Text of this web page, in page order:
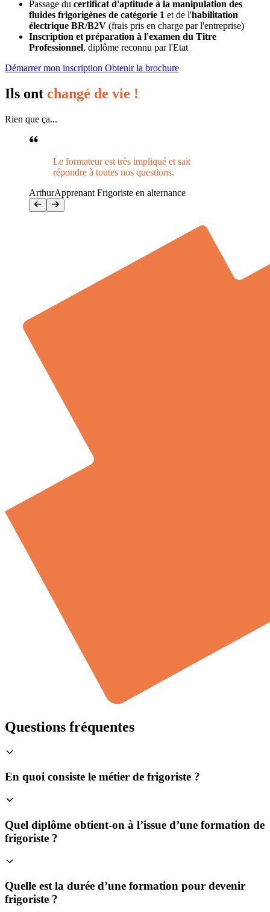
Passage du certificat d'aptitude à la manipulation des
fluides frigorigènes de catégorie 1 et de l'habilitation
électrique BR/B2V (frais pris en charge par l'entreprise)
Inscription et préparation à l'examen du Titre
Professionnel, diplôme reconnu par l'Etat
Démarrer mon inscription Obtenir la brochure
Ils ont changé de vie !
Rien que ça...
Le formateur est très impliqué et sait
répondre à toutes nos questions.
ArthurApprenant Frigoriste en alternance
Questions fréquentes
En quoi consiste le métier de frigoriste ?
Quel diplôme obtient-on à l’issue d’une formation de
frigoriste ?
Quelle est la durée d’une formation pour devenir
frigoriste ?